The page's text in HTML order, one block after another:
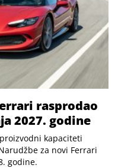
rasprodao
2027. godine
kapaciteti
za novi Ferrari
godine.